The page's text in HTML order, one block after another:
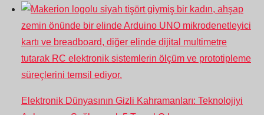
Elektronik Dünyasının Gizli Kahramanları: Teknolojiyi